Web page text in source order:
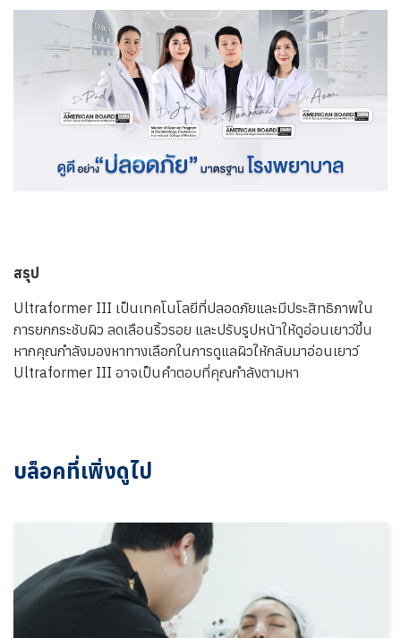
สรุป
Ultraformer III เป็นเทคโนโลยีที่ปลอดภัยและมีประสิทธิภาพใน
การยกกระชับผิว ลดเลือนริ้วรอย และปรับรูปหน้าให้ดูอ่อนเยาว์ขึ้น
หากคุณกำลังมองหาทางเลือกในการดูแลผิวให้กลับมาอ่อนเยาว์
Ultraformer III อาจเป็นคำตอบที่คุณกำลังตามหา
บล็อคที่เพิ่งดูไป